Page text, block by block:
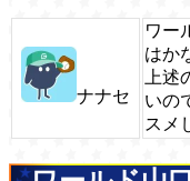
ナナセ
ワー
はか
上
いの
スメ